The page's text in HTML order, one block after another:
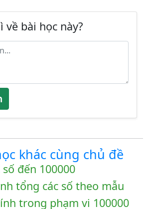
về bài học này?
khác cùng chủ đề
đến 100000
tổng các số theo mẫu
trong phạm vi 100000